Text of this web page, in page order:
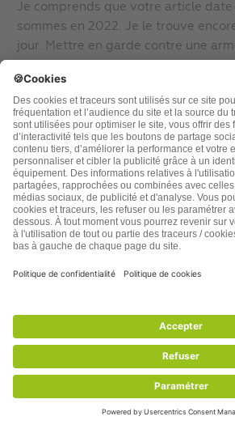
Je comprends que votre article date
sommes en 2022. Je le trouve
jour. Mettre en garde contre une
pairs et surtout nos descendants.
0 Répondre
Diallo 3 années plus tôt
Trop de courriers à mon goût.
0 Répondre
Je vous livre une phrase du même
que la vie a fait de nous et puis il y a
faisons de ce que la vie a fait de nous
Répondre